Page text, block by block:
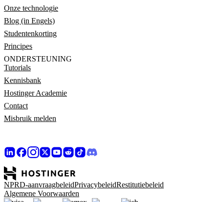
Onze technologie
Blog (in Engels)
Studentenkorting
Principes
ONDERSTEUNING
Tutorials
Kennisbank
Hostinger Academie
Contact
Misbruik melden
NPRD-aanvraagbeleidPrivacybeleidRestitutiebeleid
Algemene Voorwaarden